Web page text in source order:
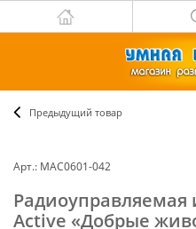
Предыдущий товар
Арт.: MAC0601-042
Радиоуправляемая
Аctive «Добрые